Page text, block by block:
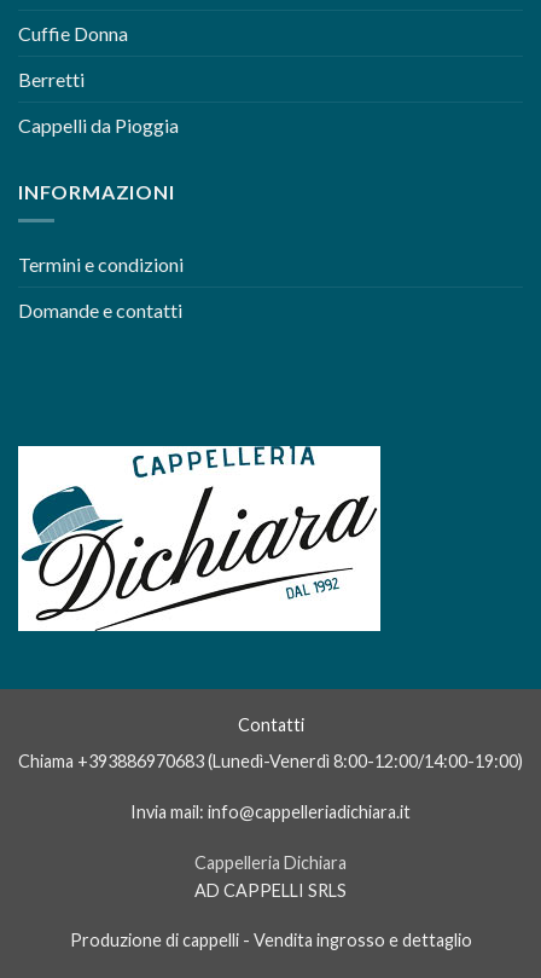
Cuffie Donna
Berretti
Cappelli da Pioggia
INFORMAZIONI
Termini e condizioni
Domande e contatti
In genere rispondiamo dopo qualche
Contatti
Chiama +393886970683 (Lunedì-Venerdì 8:00-12:00/14:00-19:00)
Invia mail: info@cappelleriadichiara.it
Cappelleria Dichiara
AD CAPPELLI SRLS
Produzione di cappelli - Vendita ingrosso e dettaglio